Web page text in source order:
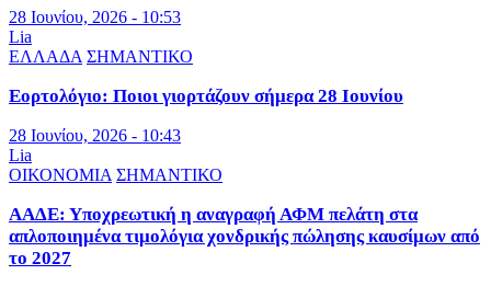
28 Ιουνίου, 2026 - 10:53
Lia
ΕΛΛΑΔΑ ΣΗΜΑΝΤΙΚΟ
Εορτολόγιο: Ποιοι γιορτάζουν σήμερα 28 Ιουνίου
28 Ιουνίου, 2026 - 10:43
Lia
ΟΙΚΟΝΟΜΙΑ ΣΗΜΑΝΤΙΚΟ
ΑΑΔΕ: Υποχρεωτική η αναγραφή ΑΦΜ πελάτη στα
απλοποιημένα τιμολόγια χονδρικής πώλησης καυσίμων από
το 2027